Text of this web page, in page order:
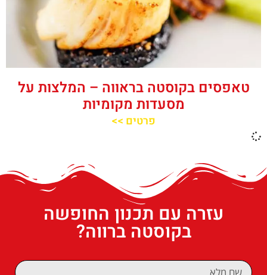
טאפסים בקוסטה בראווה – המלצות על
מסעדות מקומיות
פרטים >>
עזרה עם תכנון החופשה
בקוסטה ברווה?